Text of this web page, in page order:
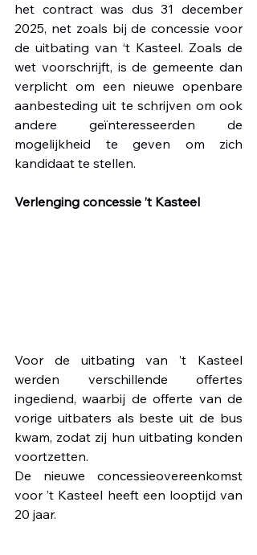
het contract was dus 31 december
2025, net zoals bij de concessie voor
de uitbating van ‘t Kasteel. Zoals de
wet voorschrijft, is de gemeente dan
verplicht om een nieuwe openbare
aanbesteding uit te schrijven om ook
andere geïnteresseerden de
mogelijkheid te geven om zich
kandidaat te stellen.
Verlenging concessie ’t Kasteel
Voor de uitbating van ’t Kasteel
werden verschillende offertes
ingediend, waarbij de offerte van de
vorige uitbaters als beste uit de bus
kwam, zodat zij hun uitbating konden
voortzetten.
De nieuwe concessieovereenkomst
voor ’t Kasteel heeft een looptijd van
20 jaar.